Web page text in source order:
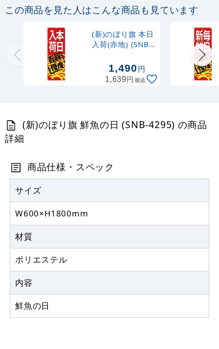
1.6～3m 伸縮式 緑 (30537GRN)
売り切れ中
購入不可
定番のぼり竿 オリジナルのぼりポール
1.6～3m 伸縮式 水色 (30537SBL)
367円 税抜
注水型マルチのぼりスタンド 20L
カゴへ
この商品を見た人はこんな商品も見ています
(新)のぼり旗 本日
入荷(赤地) (SNB-
1,490円
1,639円 税込
(新)のぼり旗 鮮魚の日 (SNB-4295) の商品
詳細
商品仕様・スペック
サイズ
W600×H1800mm
材質
ポリエステル
内容
鮮魚の日